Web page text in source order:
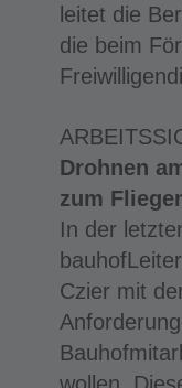
leitet die
die beim
Drohnen
zum
In der
Czier mit